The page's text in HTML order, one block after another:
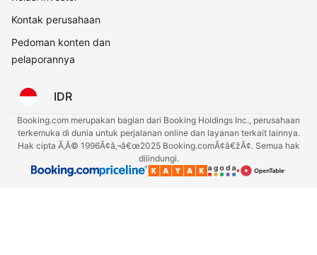
Kontak perusahaan
Pedoman konten dan
pelaporannya
IDR
Booking.com merupakan bagian dari Booking Holdings Inc., perusahaan
terkemuka di dunia untuk perjalanan online dan layanan terkait lainnya.
Hak cipta Ã‚Â© 1996Ã¢â‚¬â€œ2025 Booking.comÃ¢â€žÂ¢. Semua hak
dilindungi.